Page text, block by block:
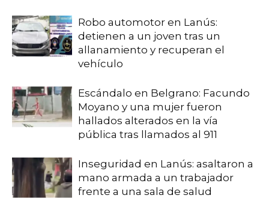
Robo automotor en Lanús:
detienen a un joven tras un
allanamiento y recuperan el
vehículo
Escándalo en Belgrano: Facundo
Moyano y una mujer fueron
hallados alterados en la vía
pública tras llamados al 911
Inseguridad en Lanús: asaltaron a
mano armada a un trabajador
frente a una sala de salud